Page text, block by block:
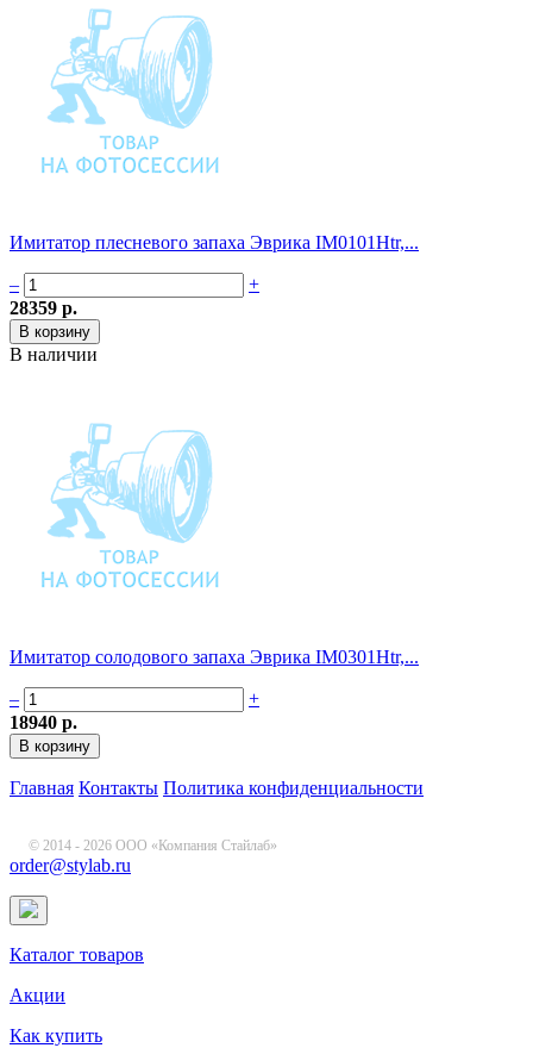
Имитатор плесневого запаха Эврика IM0101Htr,...
–
+
28359 р.
В наличии
Имитатор солодового запаха Эврика IM0301Htr,...
–
+
18940 р.
Главная Контакты Политика конфиденциальности
© 2014 - 2026 ООО «Компания Стайлаб»
order@stylab.ru
Каталог товаров
Акции
Как купить